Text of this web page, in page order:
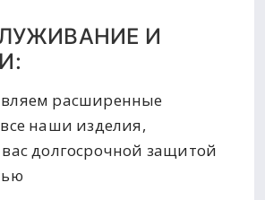
И
расширенные
наши изделия,
долгосрочной защитой